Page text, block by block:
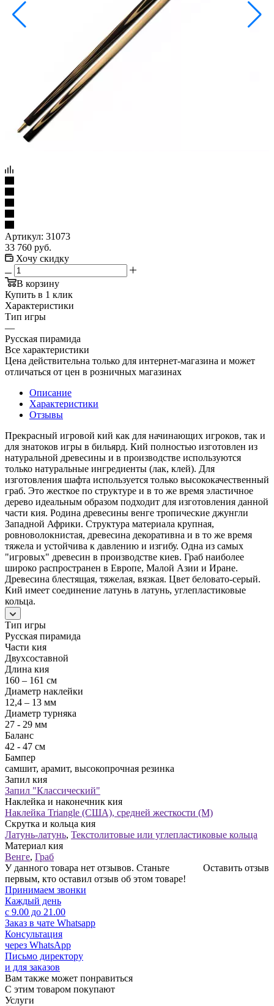
Артикул: 31073
33 760 руб.
Хочу скидку
В корзину
Купить в 1 клик
Характеристики
Тип игры
—
Русская пирамида
Все характеристики
Цена действительна только для интернет-магазина и может
отличаться от цен в розничных магазинах
Описание
Характеристики
Отзывы
Прекрасный игровой кий как для начинающих игроков, так и
для знатоков игры в бильярд. Кий полностью изготовлен из
натуральной древесины и в производстве используются
только натуральные ингредиенты (лак, клей). Для
изготовления шафта используется только высококачественный
граб. Это жесткое по структуре и в то же время эластичное
дерево идеальным образом подходит для изготовления данной
части кия. Родина древесины венге тропические джунгли
Западной Африки. Структура материала крупная,
ровноволокнистая, древесина декоративна и в то же время
тяжела и устойчива к давлению и изгибу. Одна из самых
"игровых" древесин в производстве киев. Граб наиболее
широко распространен в Европе, Малой Азии и Иране.
Древесина блестящая, тяжелая, вязкая. Цвет беловато-серый.
Кий имеет соединение латунь в латунь, углепластиковые
кольца.
Тип игры
Русская пирамида
Части кия
Двухсоставной
Длина кия
160 – 161 см
Диаметр наклейки
12,4 – 13 мм
Диаметр турняка
27 - 29 мм
Баланс
42 - 47 см
Бампер
самшит, арамит, высокопрочная резинка
Запил кия
Запил "Классический"
Наклейка и наконечник кия
Наклейка Triangle (США), средней жесткости (М)
Скрутка и кольца кия
Латунь-латунь, Текстолитовые или углепластиковые кольца
Материал кия
Венге, Граб
Оставить отзыв
У данного товара нет отзывов. Станьте
первым, кто оставил отзыв об этом товаре!
Принимаем звонки
Каждый день
с 9.00 до 21.00
Заказ в чате Whatsapp
Консультация
через WhatsApp
Письмо директору
и для заказов
Вам также может понравиться
С этим товаром покупают
Услуги